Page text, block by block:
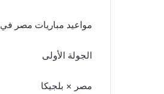
مواعيد مباريات مصر
الجولة الأولى
مصر × بلجيكا